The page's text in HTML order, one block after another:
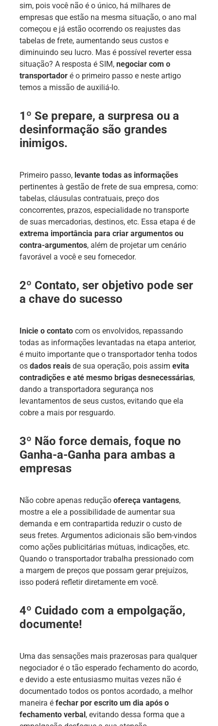
sim, pois você não é o único, há milhares de
empresas que estão na mesma situação, o ano mal
começou e já estão ocorrendo os reajustes das
tabelas de frete, aumentando seus custos e
diminuindo seu lucro. Mas é possível reverter essa
situação? A resposta é SIM, negociar com o
transportador é o primeiro passo e neste artigo
temos a missão de auxiliá-lo.
1º Se prepare, a surpresa ou a
desinformação são grandes
inimigos.
Primeiro passo, levante todas as informações
pertinentes à gestão de frete de sua empresa, como:
tabelas, cláusulas contratuais, preço dos
concorrentes, prazos, especialidade no transporte
de suas mercadorias, destinos, etc. Essa etapa é de
extrema importância para criar argumentos ou
contra-argumentos, além de projetar um cenário
favorável a você e seu fornecedor.
2º Contato, ser objetivo pode ser
a chave do sucesso
Inicie o contato com os envolvidos, repassando
todas as informações levantadas na etapa anterior,
é muito importante que o transportador tenha todos
os dados reais de sua operação, pois assim evita
contradições e até mesmo brigas desnecessárias,
dando a transportadora segurança nos
levantamentos de seus custos, evitando que ela
cobre a mais por resguardo.
3º Não force demais, foque no
Ganha-a-Ganha para ambas a
empresas
Não cobre apenas redução ofereça vantagens,
mostre a ele a possibilidade de aumentar sua
demanda e em contrapartida reduzir o custo de
seus fretes. Argumentos adicionais são bem-vindos
como ações publicitárias mútuas, indicações, etc.
Quando o transportador trabalha pressionado com
a margem de preços que possam gerar prejuízos,
isso poderá refletir diretamente em você.
4º Cuidado com a empolgação,
documente!
Uma das sensações mais prazerosas para qualquer
negociador é o tão esperado fechamento do acordo,
e devido a este entusiasmo muitas vezes não é
documentado todos os pontos acordado, a melhor
maneira é fechar por escrito um dia após o
fechamento verbal, evitando dessa forma que a